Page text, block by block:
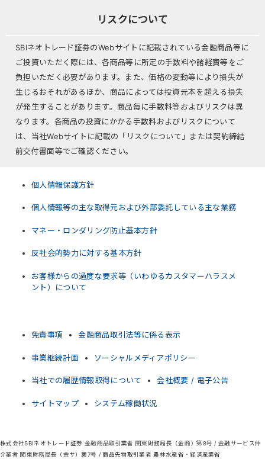
リスクについて
SBIネオトレード証券のWebサイトに記載されている金融商品等に
ご投資いただく際には、各商品等に所定の手数料や諸経費等をご
負担いただく必要があります。また、価格の変動等により損失が
生じるおそれがあるほか、商品によっては投資元本を超える損失
が発生することがあります。商品毎に手数料等およびリスクは異
なります。各商品の投資にかかる手数料およびリスクについて
は、当社Webサイトに記載の「リスクについて」または契約締結
前交付書面等でご確認ください。
個人情報保護方針
個人情報等の主な取得元および外部委託している主な業務
マネー・ロンダリング防止基本方針
反社会的勢力に対する基本方針
お客様からの過度な要求等（いわゆるカスタマーハラスメ
ント）について
免責事項 金融商品取引法等に係る表示
事業継続計画 ソーシャルメディアポリシー
当社での履歴情報取得について 会社概要 / 電子公告
サイトマップ システム稼働状況
株式会社SBIネオトレード証券 金融商品取引業者 関東財務局長（金商）第8号 / 金融サービス仲
介業者 関東財務局長（金サ）第7号 / 商品先物取引業者 農林水産省・経済産業省